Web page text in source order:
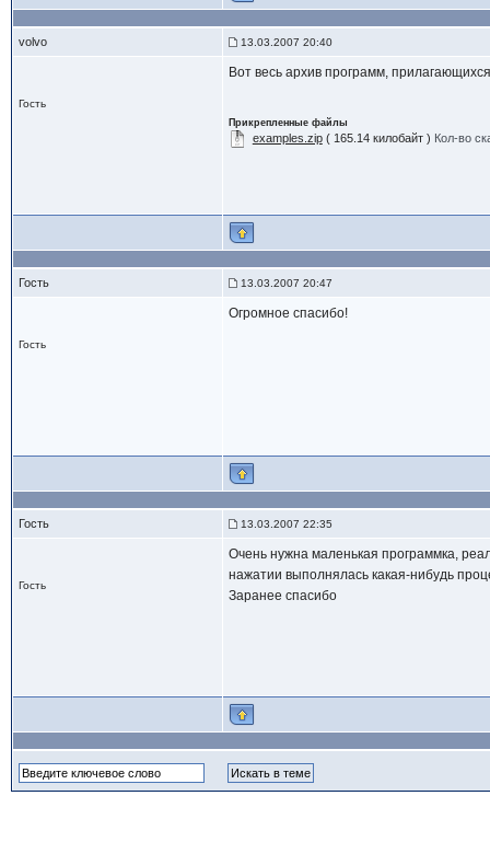
volvo 13.03.2007 20:40
Гость
Вот весь архив программ, прилагающихся
Прикрепленные файлы
examples.zip( 165.14 килобайт ) Кол-во
Гость 13.03.2007 20:47
Гость
Огромное спасибо!
Гость 13.03.2007 22:35
Гость
Очень нужна маленькая программка,
нажатии выполнялась какая-нибудь
Заранее спасибо